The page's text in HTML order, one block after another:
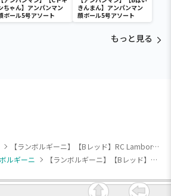
ちゃん】アンパンマン
ボール5号アソート
きんまん】アンパンマン
顔ボール5号アソート
もっと見る
【ランボルギーニ】【Bレッド】RC Lamborghini SESTO ELEMENTO (0073)
ルギーニ 【ランボルギーニ】【Bレッド】RC Lamborghini SESTO ELEMENTO (0073)